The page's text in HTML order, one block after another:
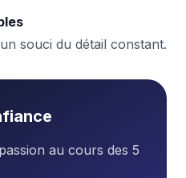
souci du détail constant.
au cours des 5